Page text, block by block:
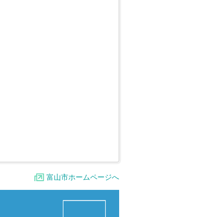
富山市ホームページへ